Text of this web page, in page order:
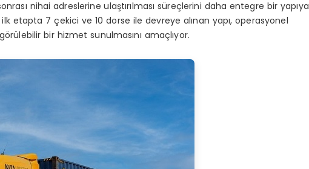
nihai adreslerine ulaştırılması süreçlerini daha entegre bir yapıya
etapta 7 çekici ve 10 dorse ile devreye alınan yapı, operasyonel
bir hizmet sunulmasını amaçlıyor.